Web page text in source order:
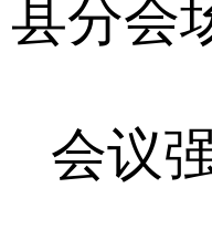
县分会
会议